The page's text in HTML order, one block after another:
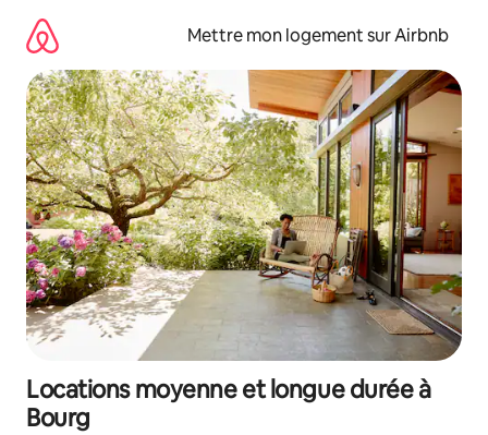
directement
contenu
Mettre mon logement sur Airbnb
Locations moyenne et longue durée à
Bourg